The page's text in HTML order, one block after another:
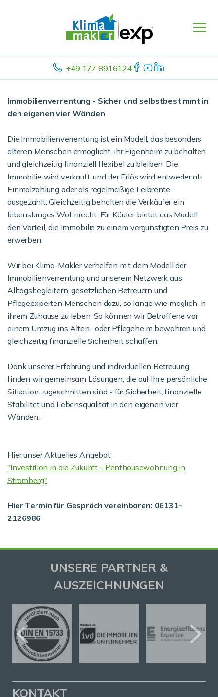
+49 177 8916124
Immobilienverrentung - Sicher und selbstbestimmt in
den eigenen vier Wänden
Die Immobilienverrentung ist ein Modell, das besonders
älteren Menschen ermöglicht, ihr Eigenheim zu behalten
und gleichzeitig finanziell flexibel zu bleiben. Die
Immobilie wird verkauft, und der Erlös wird entweder als
Einmalzahlung oder als regelmäßige Leibrente
ausgezahlt. Gleichzeitig behalten die Verkäufer ein
lebenslanges Wohnrecht. Für Käufer bietet das Modell
den Vorteil, die Immobilie zu einem vergünstigten Preis zu
erwerben.
Wir bei Klima-Makler verhelfen mit dem Modell der
Immobilienverrentung und unserem Netzwerk aus
Alltagsbegleitern, gesetzlichen Betreuern und
Pflegeexperten Menschen dazu, so lange wie möglich in
ihrem Zuhause zu leben. So können wir Betroffene vor
einem Umzug ins Alten- oder Pflegeheim bewahren und
gleichzeitig finanzielle Sicherheit schaffen.
Dank unserer Erfahrung und individuellen Betreuung
finden wir gemeinsam Lösungen, die auf Ihre persönliche
Situation zugeschnitten sind - für Sicherheit, finanzielle
Stabilität und Lebensqualität in den eigenen vier
Wänden.
Hier unser Aktuelles Angebot:
"Investition in die Zukunft - Penthousewohnung in
Stromberg"
Hier Termin für Gespräch vereinbaren: 06131-
2126986
UNSERE PARTNER &
AUSZEICHNUNGEN
KONTAKT